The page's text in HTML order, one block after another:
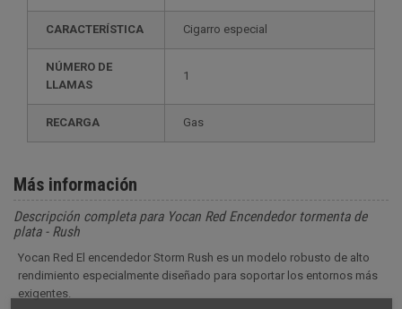
CARACTERÍSTICA cigarro especial
NÚMERO DE
LLAMAS
1
RECARGA gas
Más información
Descripción completa para Yocan Red Encendedor tormenta de
plata - Rush
Yocan Red El encendedor Storm Rush es un modelo robusto de alto
rendimiento especialmente diseñado para soportar los entornos más
exigentes.